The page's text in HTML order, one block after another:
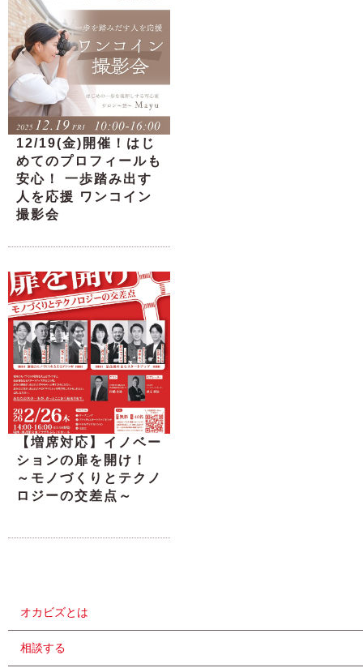
12/19(金)開催！はじ
めてのプロフィールも
安心！ 一歩踏み出す
人を応援 ワンコイン
撮影会
【増席対応】イノベー
ションの扉を開け！
～モノづくりとテクノ
ロジーの交差点～
オカビズとは
相談する